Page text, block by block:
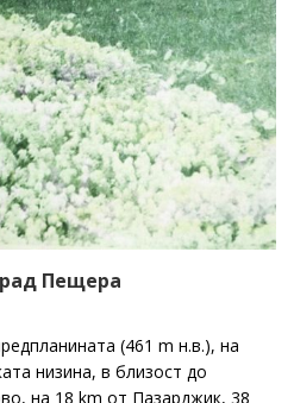
Пещера
(461 m н.в.), на
низина, в близост до
на 18 km от Пазарджик, 38